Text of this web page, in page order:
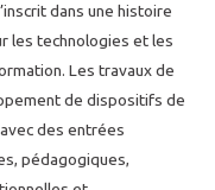
dans une histoire
les technologies et les
Les travaux de
de dispositifs de
des entrées
pédagogiques,